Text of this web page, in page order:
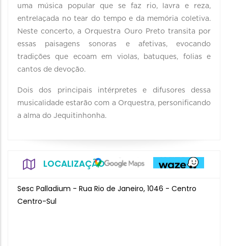
uma música popular que se faz rio, lavra e reza,
entrelaçada no tear do tempo e da memória coletiva.
Neste concerto, a Orquestra Ouro Preto transita por
essas paisagens sonoras e afetivas, evocando
tradições que ecoam em violas, batuques, folias e
cantos de devoção.
Dois dos principais intérpretes e difusores dessa
musicalidade estarão com a Orquestra, personificando
a alma do Jequitinhonha.
LOCALIZAÇÃO
Sesc Palladium - Rua Rio de Janeiro, 1046 - Centro
Centro-Sul